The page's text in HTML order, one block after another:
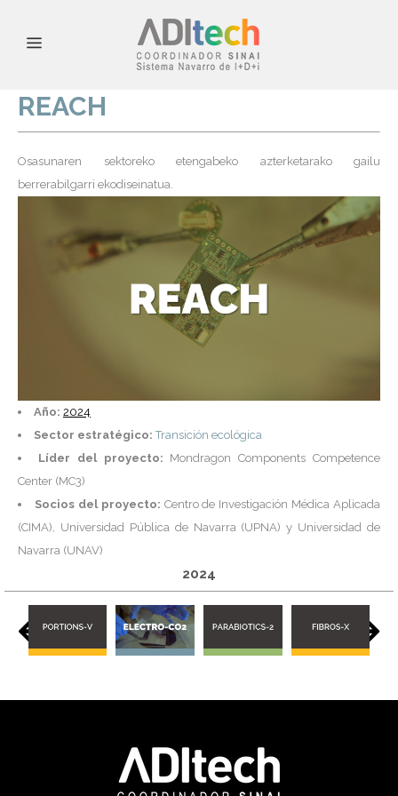
REACH
Osasunaren sektoreko etengabeko azterketarako gailu
berrerabilgarri ekodiseinatua.
Año: 2024
Sector estratégico: Transición ecológica
Líder del proyecto: Mondragon Components Competence
Center (MC3)
Socios del proyecto: Centro de Investigación Médica Aplicada
(CIMA), Universidad Pública de Navarra (UPNA) y Universidad de
Navarra (UNAV)
2024